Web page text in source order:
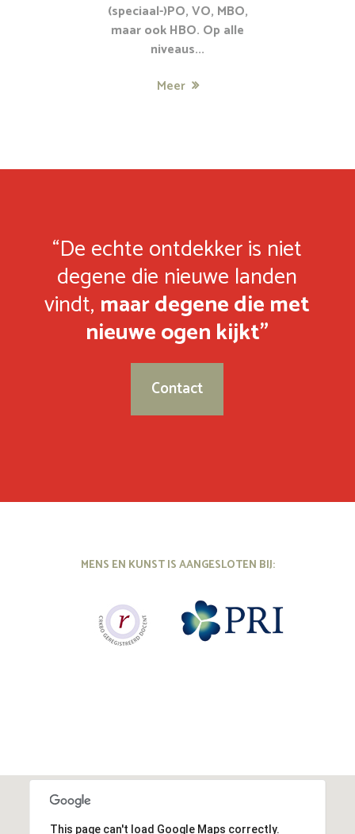
(speciaal-)PO, VO, MBO,
maar ook HBO. Op alle
niveaus...
Meer
“De echte ontdekker is niet
degene die nieuwe landen
vindt, maar degene die met
nieuwe ogen kijkt”
Contact
MENS EN KUNST IS AANGESLOTEN BIJ:
This page can't load Google Maps correctly.